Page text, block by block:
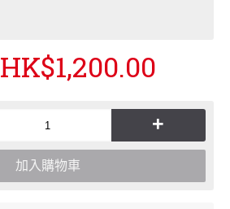
HK$1,200.00
+
加入購物車